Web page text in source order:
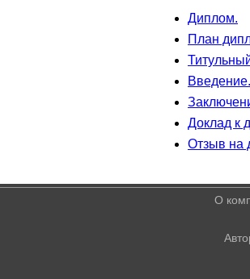
Диплом.
План
Введение.
Доклад к
Отзыв на
О